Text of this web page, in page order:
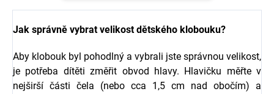
Jak správně vybrat velikost dětského klobouku?
Aby klobouk byl pohodlný a vybrali jste správnou velikost,
je potřeba dítěti změřit obvod hlavy. Hlavičku měřte v
nejširší části čela (nebo cca 1,5 cm nad obočím) a